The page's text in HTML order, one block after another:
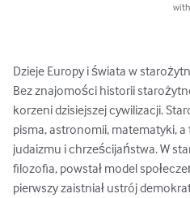
Dzieje Europy i świata w
Bez znajomości historii
korzeni dzisiejszej cywilizacji.
pisma, astronomii, matematyki,
judaizmu i chrześcijaństwa. W
filozofia, powstał model
pierwszy zaistniał ustrój